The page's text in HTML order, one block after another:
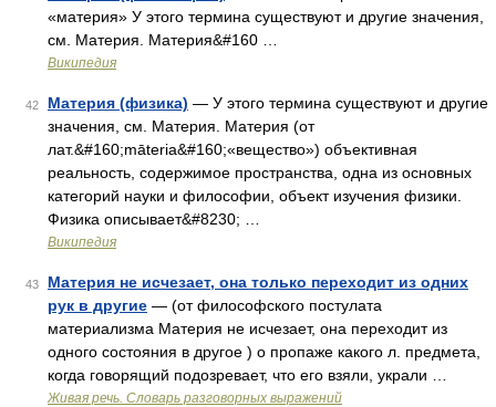
«материя» У этого термина существуют и другие значения,
см. Материя. Материя&#160 …
Википедия
42 Материя (физика) — У этого термина существуют и другие
значения, см. Материя. Материя (от
лат.&#160;māteria&#160;«вещество») объективная
реальность, содержимое пространства, одна из основных
категорий науки и философии, объект изучения физики.
Физика описывает&#8230; …
Википедия
43
Материя не исчезает, она только переходит из одних
рук в другие — (от философского постулата
материализма Материя не исчезает, она переходит из
одного состояния в другое ) о пропаже какого л. предмета,
когда говорящий подозревает, что его взяли, украли …
Живая речь. Словарь разговорных выражений